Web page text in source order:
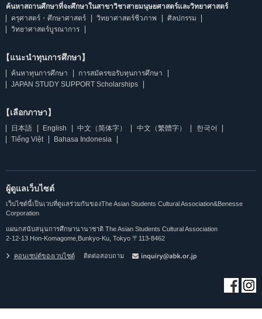
ค้นหาสถานศึกษาที่จะศึกษาในสาขาวิชาสายมนุษยศาสตร์และวิทยาศาสตร์
ครุศาสตร์・ศึกษาศาสตร์
วิทยาศาสตร์ชีวภาพ
ศิลปกรรม
วิทยาศาสตร์บูรณาการ
【แนะนำทุนการศึกษา】
ค้นหาทุนการศึกษา
การสมัครขอรับทุนการศึกษา
JAPAN STUDY SUPPORT Scholarships
【เลือกภาษา】
日本語 English 中文（简体字） 中文（繁體字）
한국어
Tiếng Việt
Bahasa Indonesia
ผู้ดูแลเว็บไซต์
เว็บไซต์นี้เป็นเวบที่ดูแลร่วมกันของThe Asian Students Cultural Association&Benesse
Corporation
แผนกสนับสนุนการศึกษานานาชาติ The Asian Students Cultural Association
2-12-13 Hon-Komagome,Bunkyo-Ku, Tokyo 〒113-8462
คอนเซปต์ของเวบไซต์ ติดต่อสอบถาม